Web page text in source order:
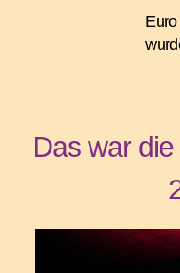
Euro
Das war